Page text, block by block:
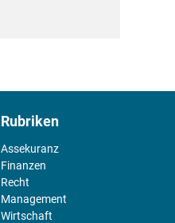
Rubriken
Assekuranz
Finanzen
Recht
Management
Wirtschaft